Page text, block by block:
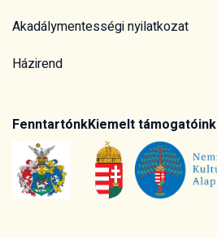
Akadálymentességi nyilatkozat
Házirend
FenntartónkKiemelt támogatóink